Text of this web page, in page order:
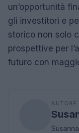
un’opportunità
gli investitori e
storico non solo
prospettive per
futuro con
AUTORE